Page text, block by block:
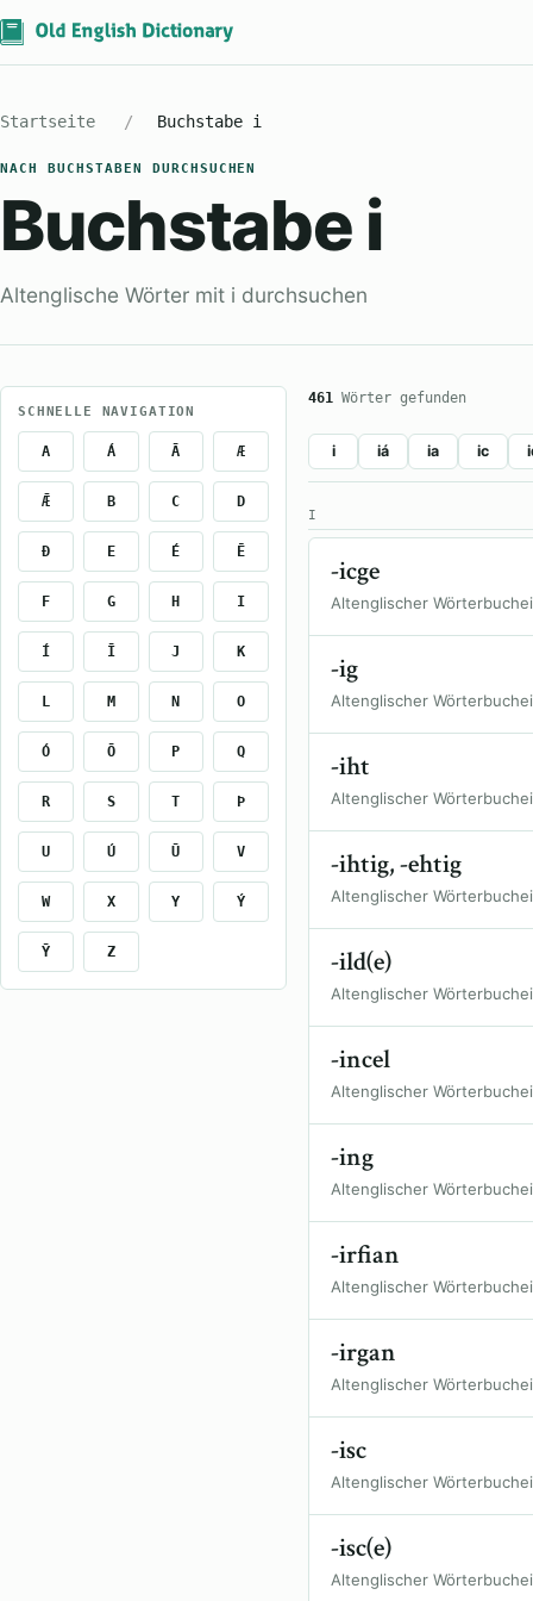
Startseite Buchstabe i
NACH BUCHSTABEN DURCHSUCHEN
Buchstabe i
Altenglische Wörter mit i durchsuchen
SCHNELLE NAVIGATION
A Á Ā Æ
Ǣ B C D
Ð E É Ē
F G H I
Í Ī J K
L M N O
Ó Ō P Q
R S T Þ
U Ú Ū V
W X Y Ý
Ȳ Z
461 Wörter gefunden
i iá ia ic
I
-icge
Altenglischer
-ig
Altenglischer
-iht
Altenglischer
-ihtig, -ehtig
Altenglischer
-ild(e)
Altenglischer
-incel
Altenglischer
-ing
Altenglischer
-irfian
Altenglischer
-irgan
Altenglischer
-isc
Altenglischer
-isc(e)
Altenglischer